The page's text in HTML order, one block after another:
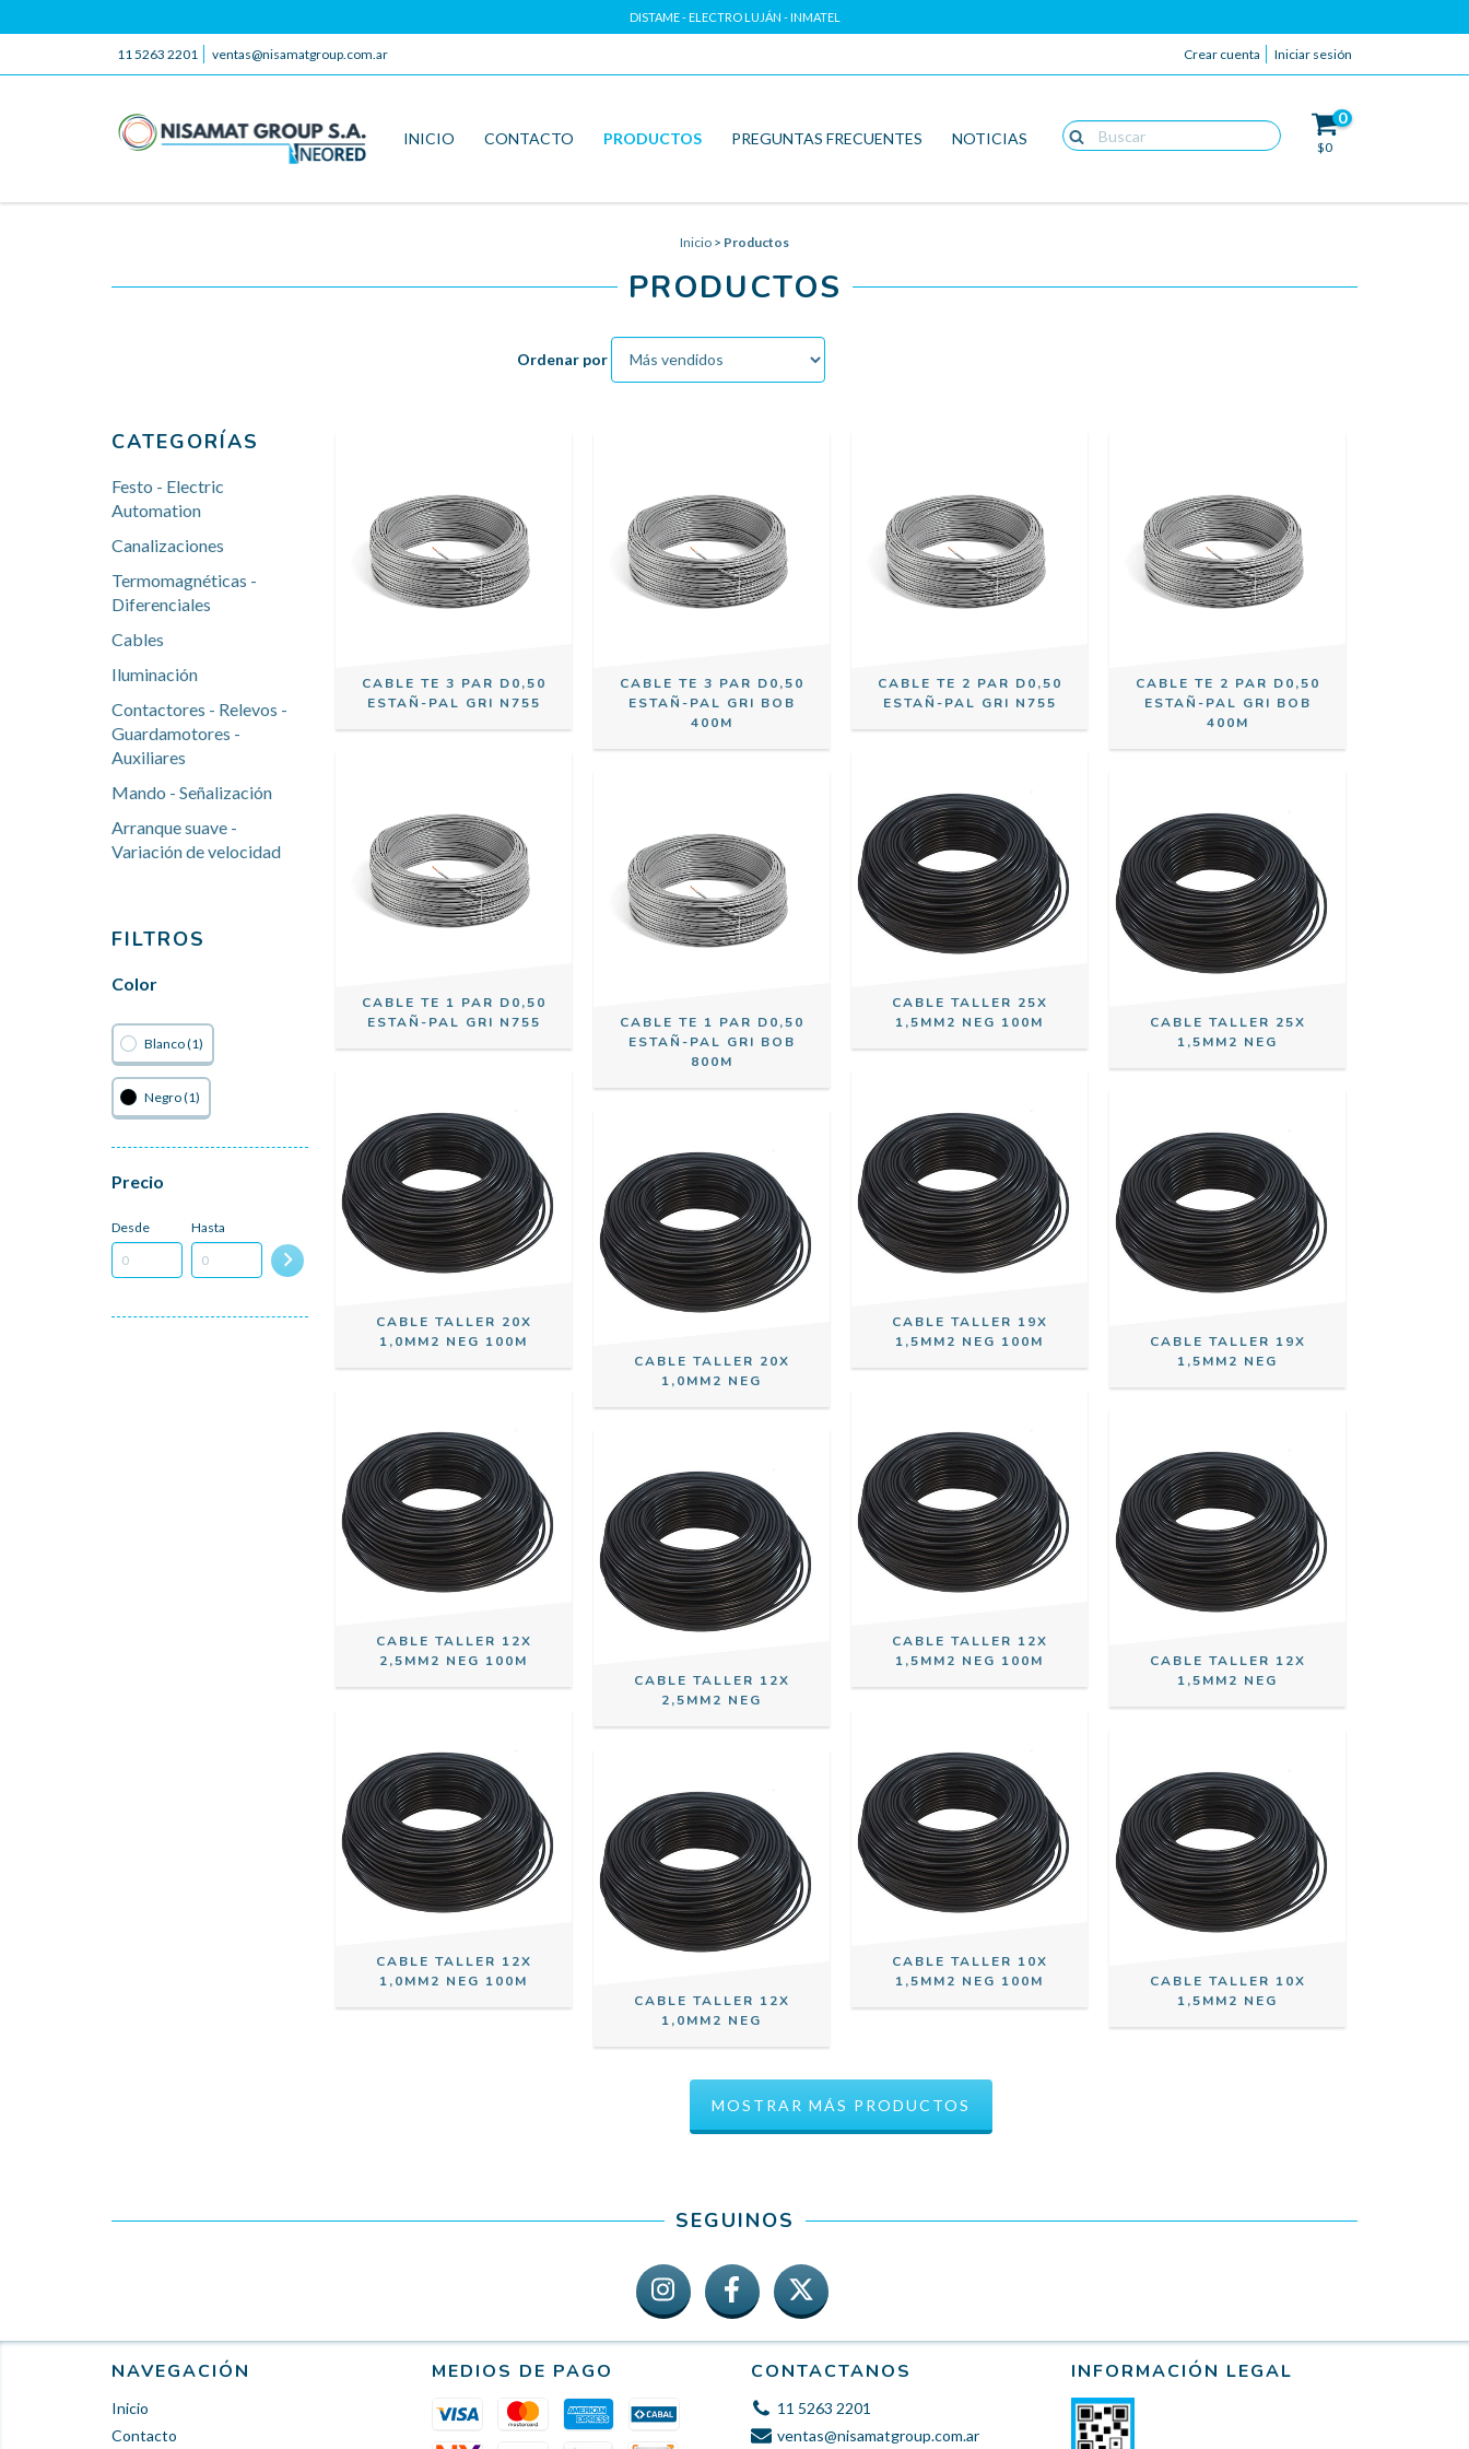
DISTAME - ELECTRO LUJÁN - INMATEL
11 5263 2201 ventas@nisamatgroup.com.ar Crear cuenta Iniciar sesión
INICIO CONTACTO PRODUCTOS PREGUNTAS FRECUENTES NOTICIAS
0
$0
Inicio > Productos
PRODUCTOS
Ordenar por
CATEGORÍAS
Festo - Electric
Automation
Canalizaciones
Termomagnéticas -
Diferenciales
Cables
Iluminación
Contactores - Relevos -
Guardamotores -
Auxiliares
Mando - Señalización
Arranque suave -
Variación de velocidad
FILTROS
Color
Blanco (1)
Negro (1)
Precio
Desde Hasta
CABLE TE 3 PAR D0,50
ESTAÑ-PAL GRI N755
CABLE TE 3 PAR D0,50
ESTAÑ-PAL GRI BOB
400M
CABLE TE 2 PAR D0,50
ESTAÑ-PAL GRI N755
CABLE TE 2 PAR D0,50
ESTAÑ-PAL GRI BOB
400M
CABLE TE 1 PAR D0,50
ESTAÑ-PAL GRI N755
CABLE TE 1 PAR D0,50
ESTAÑ-PAL GRI BOB
800M
CABLE TALLER 25X
1,5MM2 NEG 100M
CABLE TALLER 25X
1,5MM2 NEG
CABLE TALLER 20X
1,0MM2 NEG 100M
CABLE TALLER 20X
1,0MM2 NEG
CABLE TALLER 19X
1,5MM2 NEG 100M
CABLE TALLER 19X
1,5MM2 NEG
CABLE TALLER 12X
2,5MM2 NEG 100M
CABLE TALLER 12X
2,5MM2 NEG
CABLE TALLER 12X
1,5MM2 NEG 100M
CABLE TALLER 12X
1,5MM2 NEG
CABLE TALLER 12X
1,0MM2 NEG 100M
CABLE TALLER 12X
1,0MM2 NEG
CABLE TALLER 10X
1,5MM2 NEG 100M
CABLE TALLER 10X
1,5MM2 NEG
MOSTRAR MÁS PRODUCTOS
SEGUINOS
NAVEGACIÓN
Inicio
Contacto
MEDIOS DE PAGO CONTACTANOS
11 5263 2201
ventas@nisamatgroup.com.ar
INFORMACIÓN LEGAL